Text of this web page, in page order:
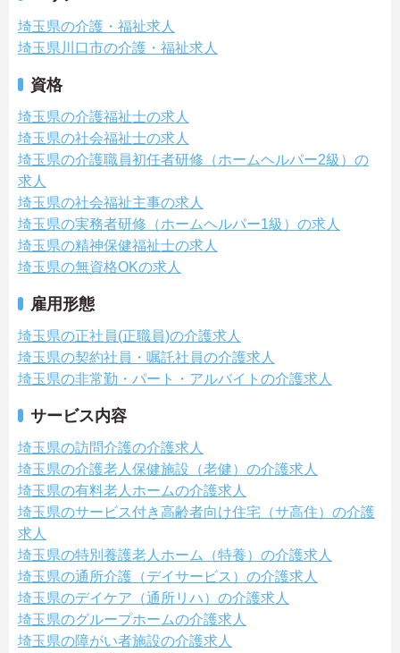
埼玉県の介護・福祉求人
埼玉県川口市の介護・福祉求人
資格
埼玉県の介護福祉士の求人
埼玉県の社会福祉士の求人
埼玉県の介護職員初任者研修（ホームヘルパー2級）の
求人
埼玉県の社会福祉主事の求人
埼玉県の実務者研修（ホームヘルパー1級）の求人
埼玉県の精神保健福祉士の求人
埼玉県の無資格OKの求人
雇用形態
埼玉県の正社員(正職員)の介護求人
埼玉県の契約社員・嘱託社員の介護求人
埼玉県の非常勤・パート・アルバイトの介護求人
サービス内容
埼玉県の訪問介護の介護求人
埼玉県の介護老人保健施設（老健）の介護求人
埼玉県の有料老人ホームの介護求人
埼玉県のサービス付き高齢者向け住宅（サ高住）の介護
求人
埼玉県の特別養護老人ホーム（特養）の介護求人
埼玉県の通所介護（デイサービス）の介護求人
埼玉県のデイケア（通所リハ）の介護求人
埼玉県のグループホームの介護求人
埼玉県の障がい者施設の介護求人